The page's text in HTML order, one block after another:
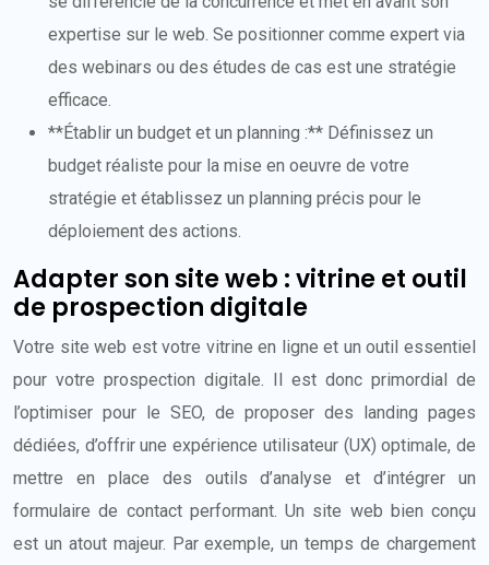
expertise sur le web. Se positionner comme expert via
des webinars ou des études de cas est une stratégie
efficace.
**Établir un budget et un planning :** Définissez un
budget réaliste pour la mise en oeuvre de votre
stratégie et établissez un planning précis pour le
déploiement des actions.
Adapter son site web : vitrine et outil
de prospection digitale
Votre site web est votre vitrine en ligne et un outil essentiel
pour votre prospection digitale. Il est donc primordial de
l’optimiser pour le SEO, de proposer des landing pages
dédiées, d’offrir une expérience utilisateur (UX) optimale, de
mettre en place des outils d’analyse et d’intégrer un
formulaire de contact performant. Un site web bien conçu
est un atout majeur. Par exemple, un temps de chargement